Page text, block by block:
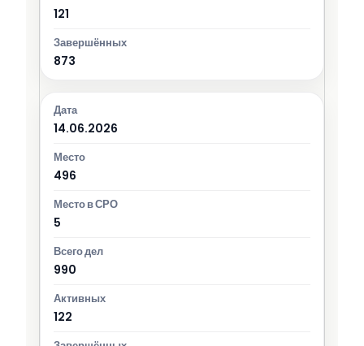
121
873
14.06.2026
496
5
990
122